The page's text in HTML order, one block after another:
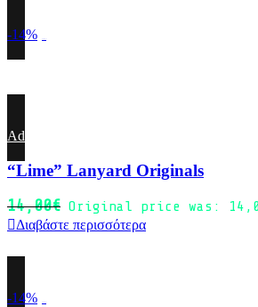
-14%
Add to wishlist
“Lime” Lanyard Originals
14,00€ Original price was:
Διαβάστε περισσότερα
-14%